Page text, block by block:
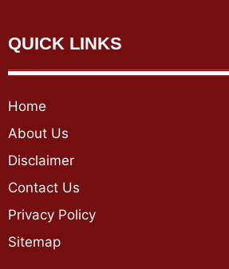
QUICK LINKS
Home
About Us
Disclaimer
Contact Us
Privacy Policy
Sitemap